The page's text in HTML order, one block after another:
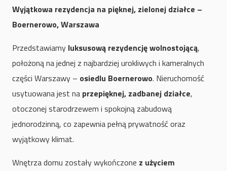
Wyjątkowa rezydencja na pięknej, zielonej działce –
Boernerowo, Warszawa
Przedstawiamy luksusową rezydencję wolnostojącą,
położoną na jednej z najbardziej urokliwych i kameralnych
części Warszawy – osiedlu Boernerowo. Nieruchomość
usytuowana jest na przepięknej, zadbanej działce,
otoczonej starodrzewem i spokojną zabudową
jednorodzinną, co zapewnia pełną prywatność oraz
wyjątkowy klimat.
Wnętrza domu zostały wykończone z użyciem